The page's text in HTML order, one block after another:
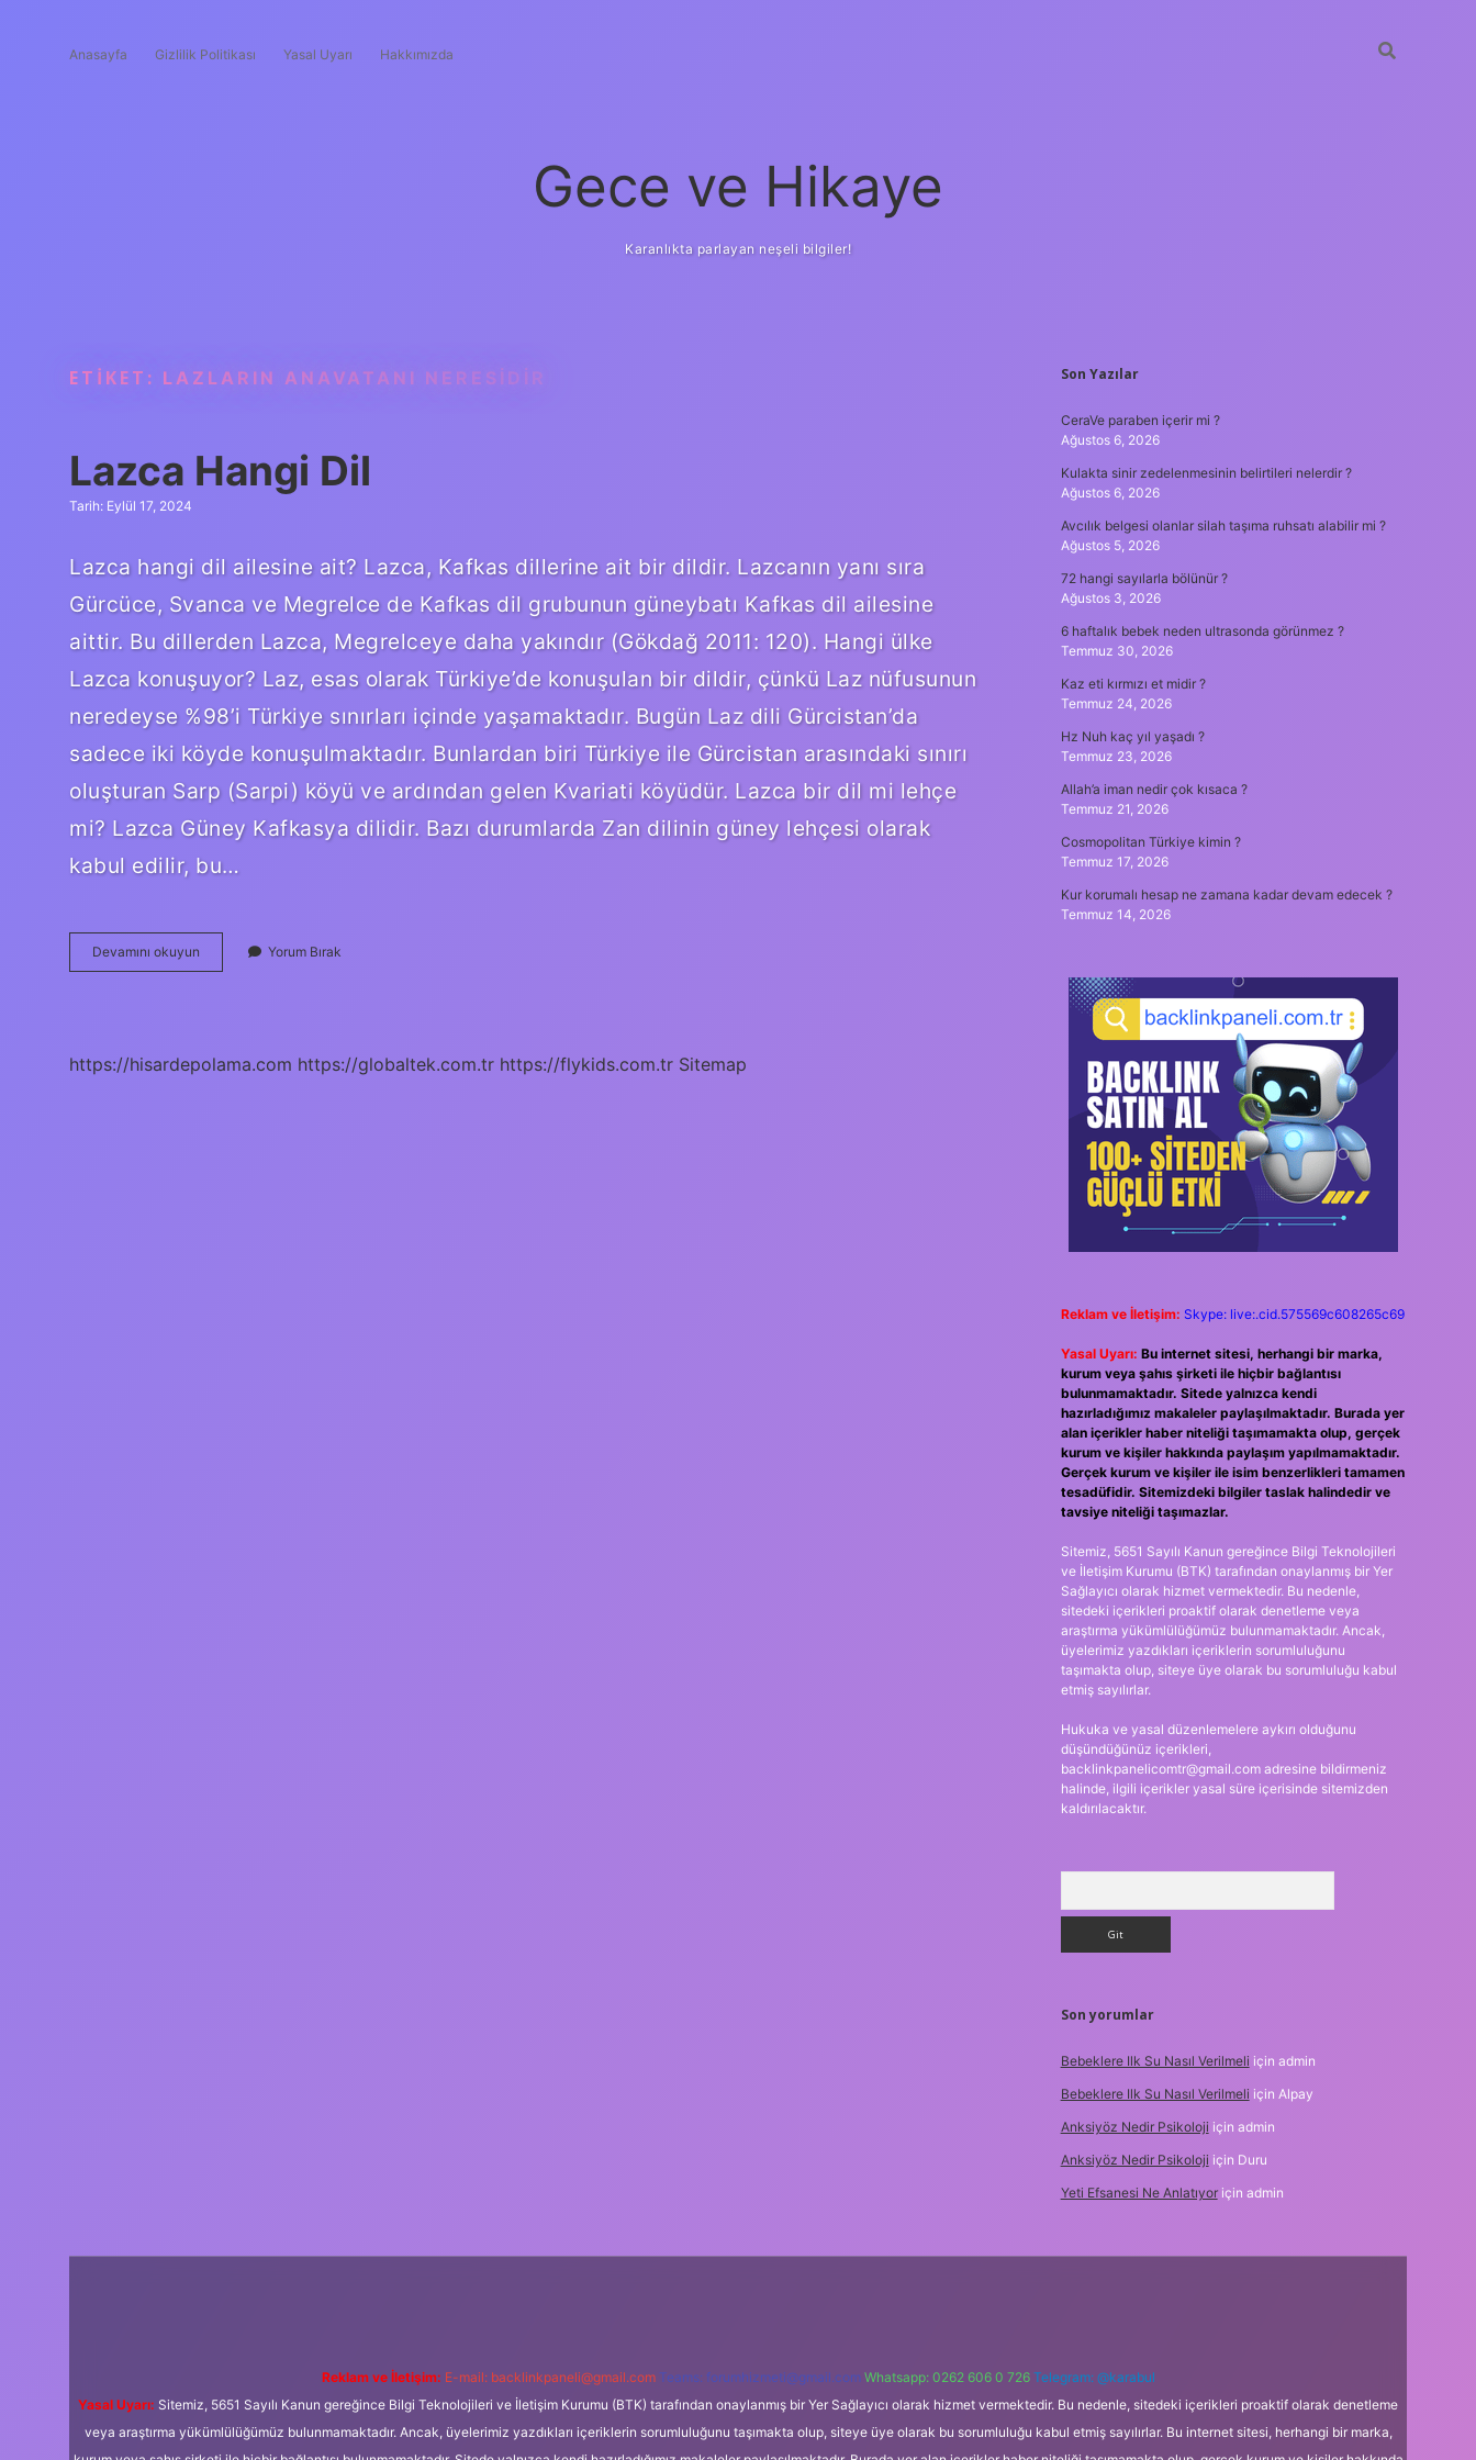
Anasayfa Gizlilik Politikası Yasal Uyarı Hakkımızda
Gece ve Hikaye
Karanlıkta parlayan neşeli bilgiler!
ETIKET: LAZLARIN ANAVATANI NERESIDIR
Lazca Hangi Dil
Tarih: Eylül 17, 2024
Lazca hangi dil ailesine ait? Lazca, Kafkas dillerine ait bir dildir. Lazcanın yanı sıra
Gürcüce, Svanca ve Megrelce de Kafkas dil grubunun güneybatı Kafkas dil ailesine
aittir. Bu dillerden Lazca, Megrelceye daha yakındır (Gökdağ 2011: 120). Hangi ülke
Lazca konuşuyor? Laz, esas olarak Türkiye’de konuşulan bir dildir, çünkü Laz nüfusunun
neredeyse %98’i Türkiye sınırları içinde yaşamaktadır. Bugün Laz dili Gürcistan’da
sadece iki köyde konuşulmaktadır. Bunlardan biri Türkiye ile Gürcistan arasındaki sınırı
oluşturan Sarp (Sarpi) köyü ve ardından gelen Kvariati köyüdür. Lazca bir dil mi lehçe
mi? Lazca Güney Kafkasya dilidir. Bazı durumlarda Zan dilinin güney lehçesi olarak
kabul edilir, bu…
Devamını okuyun
Hangi
Yorum Bırak
https://hisardepolama.com https://globaltek.com.tr https://flykids.com.tr Sitemap
SIDEBAR
Son Yazılar
CeraVe paraben içerir mi ?
Ağustos 6, 2026
Kulakta sinir zedelenmesinin belirtileri nelerdir ?
Ağustos 6, 2026
Avcılık belgesi olanlar silah taşıma ruhsatı alabilir mi ?
Ağustos 5, 2026
72 hangi sayılarla bölünür ?
Ağustos 3, 2026
6 haftalık bebek neden ultrasonda görünmez ?
Temmuz 30, 2026
Kaz eti kırmızı et midir ?
Temmuz 24, 2026
Hz Nuh kaç yıl yaşadı ?
Temmuz 23, 2026
Allah’a iman nedir çok kısaca ?
Temmuz 21, 2026
Cosmopolitan Türkiye kimin ?
Temmuz 17, 2026
Kur korumalı hesap ne zamana kadar devam edecek ?
Temmuz 14, 2026
Reklam ve İletişim: Skype: live:.cid.575569c608265c69
Yasal Uyarı: Bu internet sitesi, herhangi bir marka,
kurum veya şahıs şirketi ile hiçbir bağlantısı
bulunmamaktadır. Sitede yalnızca kendi
hazırladığımız makaleler paylaşılmaktadır. Burada yer
alan içerikler haber niteliği taşımamakta olup, gerçek
kurum ve kişiler hakkında paylaşım yapılmamaktadır.
Gerçek kurum ve kişiler ile isim benzerlikleri tamamen
tesadüfidir. Sitemizdeki bilgiler taslak halindedir ve
tavsiye niteliği taşımazlar.
Sitemiz, 5651 Sayılı Kanun gereğince Bilgi Teknolojileri
ve İletişim Kurumu (BTK) tarafından onaylanmış bir Yer
Sağlayıcı olarak hizmet vermektedir. Bu nedenle,
sitedeki içerikleri proaktif olarak denetleme veya
araştırma yükümlülüğümüz bulunmamaktadır. Ancak,
üyelerimiz yazdıkları içeriklerin sorumluluğunu
taşımakta olup, siteye üye olarak bu sorumluluğu kabul
etmiş sayılırlar.
Hukuka ve yasal düzenlemelere aykırı olduğunu
düşündüğünüz içerikleri,
backlinkpanelicomtr@gmail.comadresine bildirmeniz
halinde, ilgili içerikler yasal süre içerisinde sitemizden
kaldırılacaktır.
Son yorumlar
Bebeklere Ilk Su Nasıl Verilmeli için admin
Bebeklere Ilk Su Nasıl Verilmeli için Alpay
Anksiyöz Nedir Psikoloji için admin
Anksiyöz Nedir Psikoloji için Duru
Yeti Efsanesi Ne Anlatıyoriçin admin
Reklam ve İletişim: E-mail: backlinkpaneli@gmail.com Teams: forumhizmeti@gmail.com Whatsapp: 0262 606 0 726 Telegram: @karabul
Yasal Uyarı: Sitemiz, 5651 Sayılı Kanun gereğince Bilgi Teknolojileri ve İletişim Kurumu (BTK) tarafından onaylanmış bir Yer Sağlayıcı olarak hizmet vermektedir. Bu nedenle, sitedeki içerikleri proaktif olarak denetleme
veya araştırma yükümlülüğümüz bulunmamaktadır. Ancak, üyelerimiz yazdıkları içeriklerin sorumluluğunu taşımakta olup, siteye üye olarak bu sorumluluğu kabul etmiş sayılırlar. Bu internet sitesi, herhangi bir marka,